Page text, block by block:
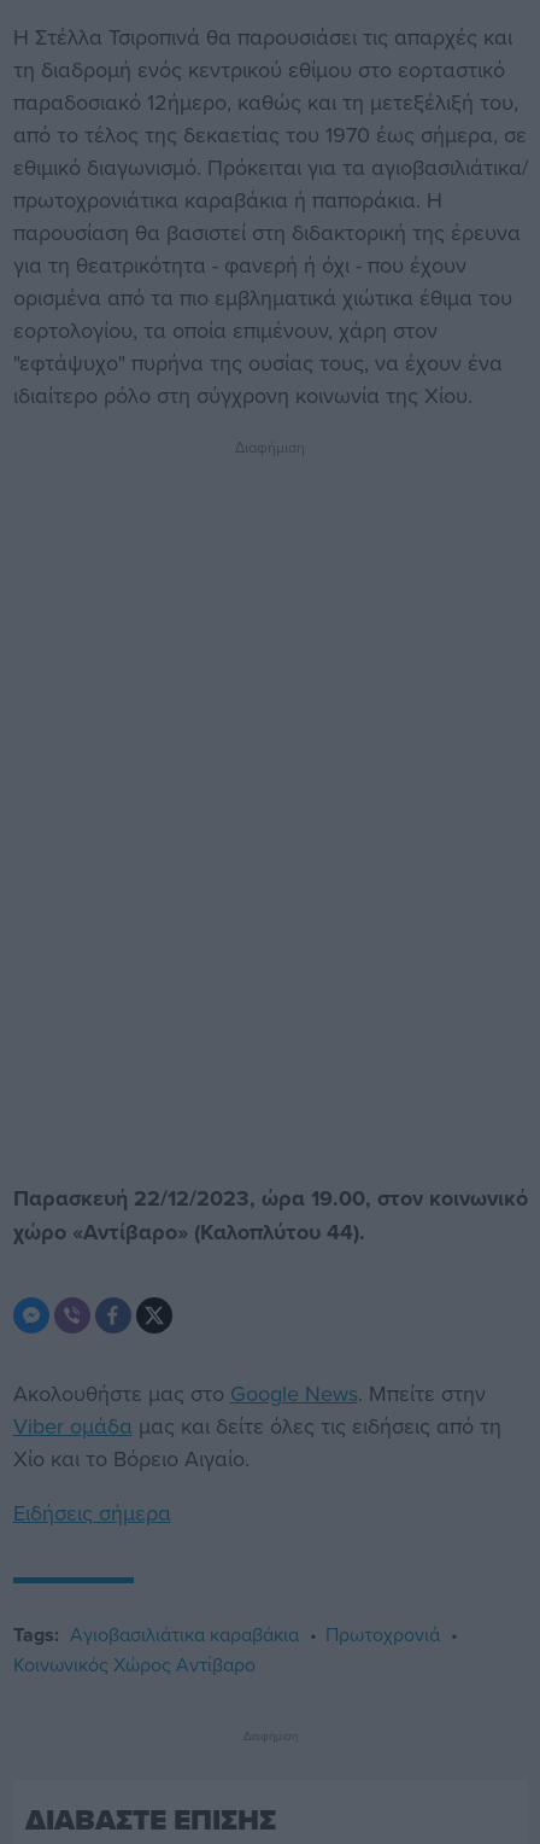
Η Στέλλα Τσιροπινά θα παρουσιάσει τις απαρχές και
τη διαδρομή ενός κεντρικού εθίμου στο εορταστικό
παραδοσιακό 12ήμερο, καθώς και τη μετεξέλιξή του,
από το τέλος της δεκαετίας του 1970 έως σήμερα, σε
εθιμικό διαγωνισμό. Πρόκειται για τα αγιοβασιλιάτικα/
πρωτοχρονιάτικα καραβάκια ή παποράκια. Η
παρουσίαση θα βασιστεί στη διδακτορική της έρευνα
για τη θεατρικότητα - φανερή ή όχι - που έχουν
ορισμένα από τα πιο εμβληματικά χιώτικα έθιμα του
εορτολογίου, τα οποία επιμένουν, χάρη στον
"εφτάψυχο" πυρήνα της ουσίας τους, να έχουν ένα
ιδιαίτερο ρόλο στη σύγχρονη κοινωνία της Χίου.
Διαφήμιση
Παρασκευή 22/12/2023, ώρα 19.00, στον κοινωνικό
χώρο «Αντίβαρο» (Καλοπλύτου 44).
Ακολουθήστε μας στο Google News. Μπείτε στην
Viber ομάδα μας και δείτε όλες τις ειδήσεις από τη
Χίο και το Βόρειο Αιγαίο.
Ειδήσεις σήμερα
Tags: Αγιοβασιλιάτικα καραβάκια
Πρωτοχρονιά
Κοινωνικός Χώρος Αντίβαρο
Διαφήμιση
ΔΙΑΒΑΣΤΕ ΕΠΙΣΗΣ